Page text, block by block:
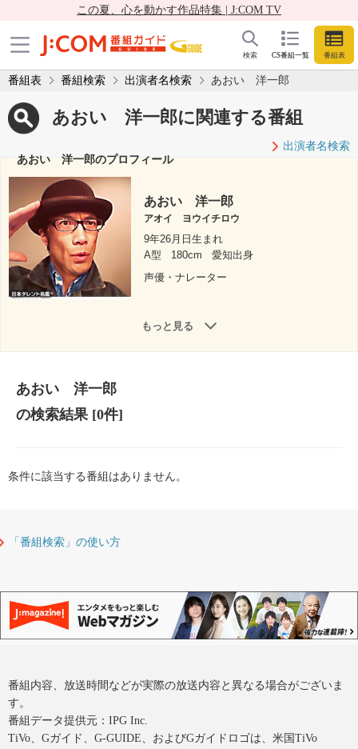
この夏、心を動かす作品特集 | J:COM TV
CS番組一覧 番組表
検索
番組表 番組検索 出演者名検索 あおい 洋一郎
あおい 洋一郎に関連する番組
出演者名検索
あおい 洋一郎のプロフィール
あおい 洋一郎
アオイ ヨウイチロウ
9年26月日生まれ
A型
180cm
愛知出身
声優・ナレーター
もっと見る
あおい 洋一郎
の検索結果[0件]
条件に該当する番組はありません。
「番組検索」の使い方
番組内容、放送時間などが実際の放送内容と異なる場合がございま
す。
番組データ提供元：IPG Inc.
TiVo、Gガイド、G-GUIDE、およびGガイドロゴは、米国TiVo